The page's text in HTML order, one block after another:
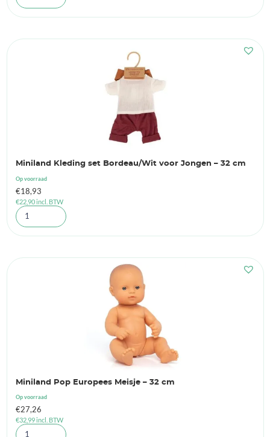
Miniland Kleding set Bordeau/Wit voor Jongen – 32 cm
Op voorraad
€18,93
€22,90incl. BTW
Miniland Pop Europees Meisje – 32 cm
Op voorraad
€27,26
€32,99incl. BTW